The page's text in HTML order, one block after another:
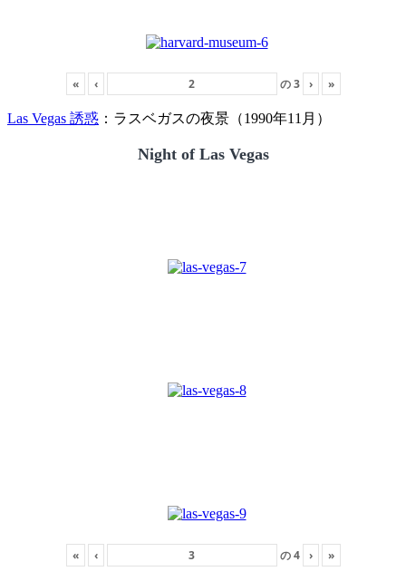
« ‹ の3 › »
Las Vegas 誘惑 ：ラスベガスの夜景（1990年11月）
Night of Las Vegas
« ‹ の4 › »